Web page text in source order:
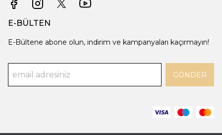
E-BÜLTEN
E-Bültene abone olun, indirim ve kampanyaları kaçırmayın!
GÖNDER